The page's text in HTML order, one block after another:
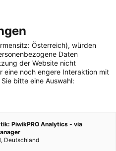
nicht mehr so richtig
Herbst, aber auch noch
nicht ganz Winter ist, ist
Österreich), würden
Daten
der Website nicht
eine noch engere Interaktion mit
bitte eine Auswahl:
PiwikPRO Analytics - via
Deutschland